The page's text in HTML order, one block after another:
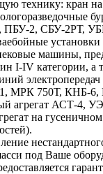
технику: кран
ПБУ-2, СБУ-2РТ,
машины,
I-IV категории, а
электропередач
МРК 750Т, КНБ-6,
агрегат АСТ-4,
на
под Ваше